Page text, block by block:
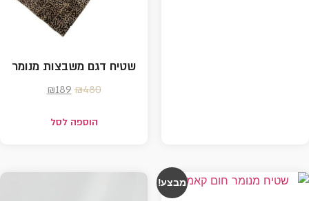
שטיח דגם משבצות מנומר
₪480
₪189
הוספה לסל
מבצע!